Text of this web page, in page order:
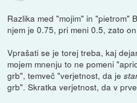
Razlika med "mojim" in "pietrom"
njem je 0.75, pri meni 0.5, zato
Vprašati se je torej treba, kaj
mojem mnenju to ne pomeni
grb", temveč "verjetnost, da je
grb". Skratka verjetnost, da v